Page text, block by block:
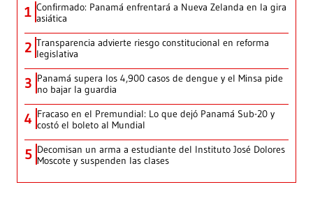
1 Confirmado: Panamá enfrentará a Nueva Zelanda en la gira
asiática
2 Transparencia advierte riesgo constitucional en reforma
legislativa
3 Panamá supera los 4,900 casos de dengue y el Minsa pide
no bajar la guardia
4 Fracaso en el Premundial: Lo que dejó Panamá Sub-20 y
costó el boleto al Mundial
5 Decomisan un arma a estudiante del Instituto José Dolores
Moscote y suspenden las clases